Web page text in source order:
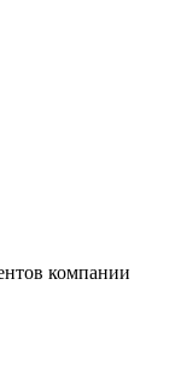
компании